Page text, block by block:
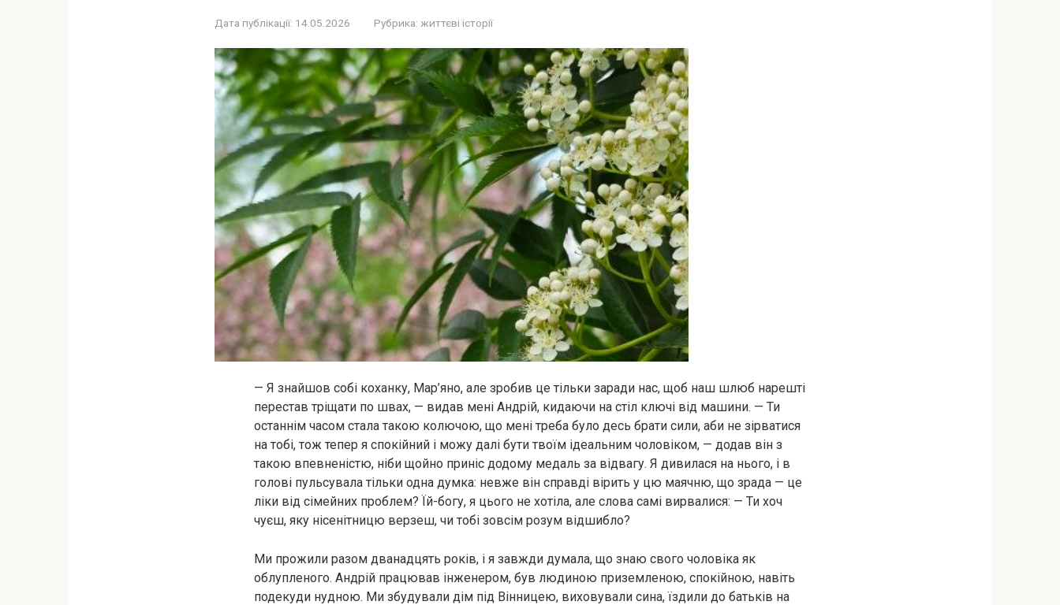
Дата публікації: 14.05.2026 Рубрика: життєві історії
— Я знайшов собі коханку, Мар’яно, але зробив це тільки заради нас, щоб наш шлюб нарешті
перестав тріщати по швах, — видав мені Андрій, кидаючи на стіл ключі від машини. — Ти
останнім часом стала такою колючою, що мені треба було десь брати сили, аби не зірватися
на тобі, тож тепер я спокійний і можу далі бути твоїм ідеальним чоловіком, — додав він з
такою впевненістю, ніби щойно приніс додому медаль за відвагу. Я дивилася на нього, і в
голові пульсувала тільки одна думка: невже він справді вірить у цю маячню, що зрада — це
ліки від сімейних проблем? Їй-богу, я цього не хотіла, але слова самі вирвалися: — Ти хоч
чуєш, яку нісенітницю верзеш, чи тобі зовсім розум відшибло?
Ми прожили разом дванадцять років, і я завжди думала, що знаю свого чоловіка як
облупленого. Андрій працював інженером, був людиною приземленою, спокійною, навіть
подекуди нудною. Ми збудували дім під Вінницею, виховували сина, їздили до батьків на